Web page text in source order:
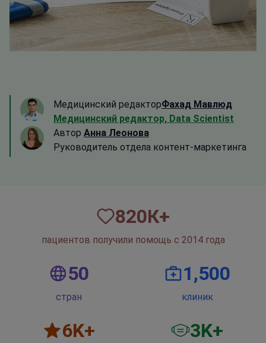
Медицинский редакторФахад Мавлюд
Медицинский редактор, Data Scientist
Автор Анна Леонова
Руководитель отдела контент-маркетинга
820К+
пациентов получили помощь с 2014 года
50
стран
1,500
клиник
6K+ 3K+